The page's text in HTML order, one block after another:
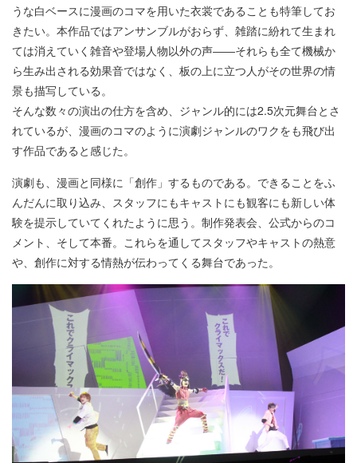
うな白ベースに漫画のコマを用いた衣裳であることも特筆してお
きたい。本作品ではアンサンブルがおらず、雑踏に紛れて生まれ
ては消えていく雑音や登場人物以外の声――それらも全て機械か
ら生み出される効果音ではなく、板の上に立つ人がその世界の情
景も描写している。
そんな数々の演出の仕方を含め、ジャンル的には2.5次元舞台とさ
れているが、漫画のコマのように演劇ジャンルのワクをも飛び出
す作品であると感じた。
演劇も、漫画と同様に「創作」するものである。できることをふ
んだんに取り込み、スタッフにもキャストにも観客にも新しい体
験を提示していてくれたように思う。制作発表会、公式からのコ
メント、そして本番。これらを通してスタッフやキャストの熱意
や、創作に対する情熱が伝わってくる舞台であった。